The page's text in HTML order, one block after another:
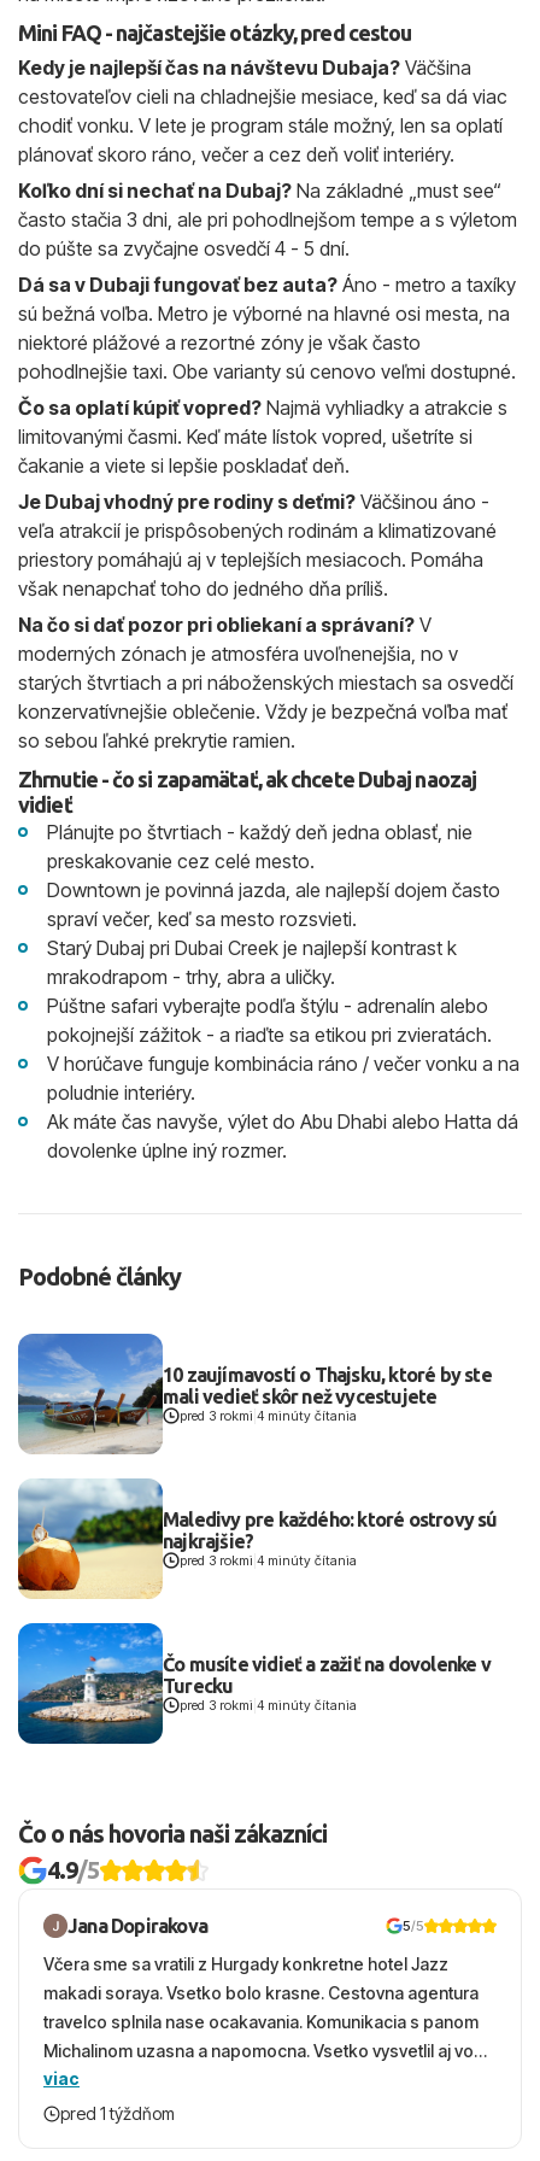
Mini FAQ - najčastejšie otázky, pred cestou
Kedy je najlepší čas na návštevu Dubaja? Väčšina
cestovateľov cieli na chladnejšie mesiace, keď sa dá viac
chodiť vonku. V lete je program stále možný, len sa oplatí
plánovať skoro ráno, večer a cez deň voliť interiéry.
Koľko dní si nechať na Dubaj? Na základné „must see“
často stačia 3 dni, ale pri pohodlnejšom tempe a s výletom
do púšte sa zvyčajne osvedčí 4 - 5 dní.
Dá sa v Dubaji fungovať bez auta? Áno - metro a taxíky
sú bežná voľba. Metro je výborné na hlavné osi mesta, na
niektoré plážové a rezortné zóny je však často
pohodlnejšie taxi. Obe varianty sú cenovo veľmi dostupné.
Čo sa oplatí kúpiť vopred? Najmä vyhliadky a atrakcie s
limitovanými časmi. Keď máte lístok vopred, ušetríte si
čakanie a viete si lepšie poskladať deň.
Je Dubaj vhodný pre rodiny s deťmi? Väčšinou áno -
veľa atrakcií je prispôsobených rodinám a klimatizované
priestory pomáhajú aj v teplejších mesiacoch. Pomáha
však nenapchať toho do jedného dňa príliš.
Na čo si dať pozor pri obliekaní a správaní? V
moderných zónach je atmosféra uvoľnenejšia, no v
starých štvrtiach a pri náboženských miestach sa osvedčí
konzervatívnejšie oblečenie. Vždy je bezpečná voľba mať
so sebou ľahké prekrytie ramien.
Zhrnutie - čo si zapamätať, ak chcete Dubaj naozaj
vidieť
Plánujte po štvrtiach - každý deň jedna oblasť, nie
preskakovanie cez celé mesto.
Downtown je povinná jazda, ale najlepší dojem často
spraví večer, keď sa mesto rozsvieti.
Starý Dubaj pri Dubai Creek je najlepší kontrast k
mrakodrapom - trhy, abra a uličky.
Púštne safari vyberajte podľa štýlu - adrenalín alebo
pokojnejší zážitok - a riaďte sa etikou pri zvieratách.
V horúčave funguje kombinácia ráno / večer vonku a na
poludnie interiéry.
Ak máte čas navyše, výlet do Abu Dhabi alebo Hatta dá
dovolenke úplne iný rozmer.
Podobné články
10 zaujímavostí o Thajsku, ktoré by ste
mali vedieť skôr než vycestujete
pred 3 rokmi 4 minúty čítania
Maledivy pre každého: ktoré ostrovy sú
najkrajšie?
pred 3 rokmi 4 minúty čítania
Čo musíte vidieť a zažiť na dovolenke v
Turecku
pred 3 rokmi 4 minúty čítania
Čo o nás hovoria naši zákazníci
4.9/5
Jana Dopirakova 5/5
Včera sme sa vratili z Hurgady konkretne hotel Jazz
makadi soraya. Vsetko bolo krasne. Cestovna agentura
travelco splnila nase ocakavania. Komunikacia s panom
Michalinom uzasna a napomocna. Vsetko vysvetlil aj vo
vecernych hodinach zaco sa ospravedlnujem. Hotel
krasny, cisty. Sluzby top. Strava, prostredie, more,
viac
pred 1 týždňom